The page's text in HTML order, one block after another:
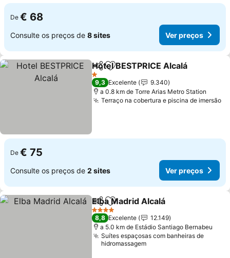
De € 68
Consulte os preços de 8 sites Ver preços
PartilharAdicionar aos favoritos
Hotel BESTPRICE Alcalá
1 Estrelas
9,3 Excelente
9.340
a 0.8 km de Torre Arias Metro Station
Terraço na cobertura e piscina de imersão
De € 75
Consulte os preços de 2 sites Ver preços
PartilharAdicionar aos favoritos
Elba Madrid Alcalá
4 Estrelas
8,8 Excelente
12.149
a 5.0 km de Estádio Santiago Bernabeu
Suítes espaçosas com banheiras de
hidromassagem